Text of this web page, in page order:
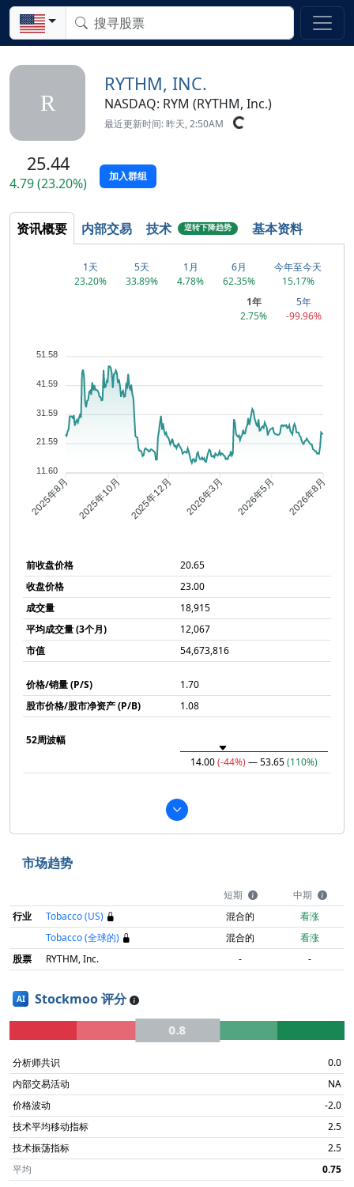
R
RYTHM, INC.
NASDAQ: RYM (RYTHM, Inc.)
最近更新时间: 昨天, 2:50AM
25.44
4.79 (23.20%) 加入群组
资讯概要 内部交易 技术 逆转下降趋势 基本资料
1天
23.20%
5天
33.89%
1月
4.78%
6月
62.35%
今年至今天
15.17%
1年
2.75%
5年
-99.96%
51.58
41.59
31.59
21.59
11.60
2025年8月 2025年10月 2025年12月 2026年3月 2026年5月 2026年8月
前收盘价格
20.65
收盘价格
23.00
成交量
18,915
平均成交量 (3个月)
12,067
市值
54,673,816
价格/销量 (P/S)
1.70
股市价格/股市净资产 (P/B)
1.08
52周波幅
14.00(-44%) — 53.65(110%)
市场趋势
短期
中期
行业
Tobacco (US) 混合的
看涨
Tobacco (全球的)
混合的
看涨
股票
RYTHM, Inc. - -
AI Stockmoo 评分
0.8
分析师共识
0.0
内部交易活动
NA
价格波动
-2.0
技术平均移动指标
2.5
技术振荡指标
2.5
平均
0.75